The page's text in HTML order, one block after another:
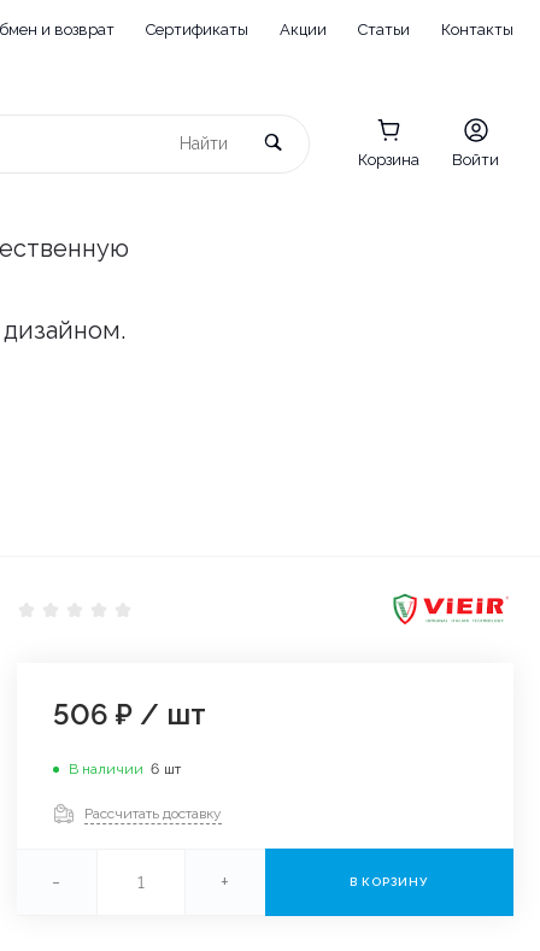
и возврат Сертификаты Акции Статьи Контакты
Корзина Войти
506 ₽ / шт
В наличии 6 шт
Рассчитать доставку
- + В КОРЗИНУ